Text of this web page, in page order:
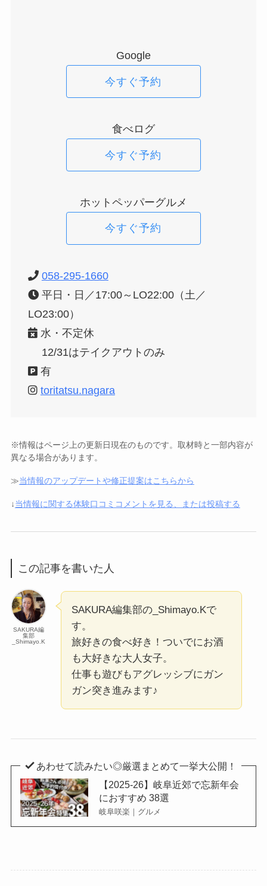
Google
今すぐ予約
食べログ
今すぐ予約
ホットペッパーグルメ
今すぐ予約
058-295-1660
平日・日／17:00～LO22:00（土／
LO23:00）
水・不定休
12/31はテイクアウトのみ
有
toritatsu.nagara
※情報はページ上の更新日現在のものです。取材時と一部内容が
異なる場合があります。
≫当情報のアップデートや修正提案はこちらから
↓当情報に関する体験口コミコメントを見る、または投稿する
この記事を書いた人
SAKURA編
集部
_Shimayo.K
SAKURA編集部の_Shimayo.Kで
す。
旅好きの食べ好き！ついでにお酒
も大好きな大人女子。
仕事も遊びもアグレッシブにガン
ガン突き進みます♪
あわせて読みたい◎厳選まとめて一挙大公開！
【2025-26】岐阜近郊で忘新年会
におすすめ 38選
岐阜咲楽｜グルメ